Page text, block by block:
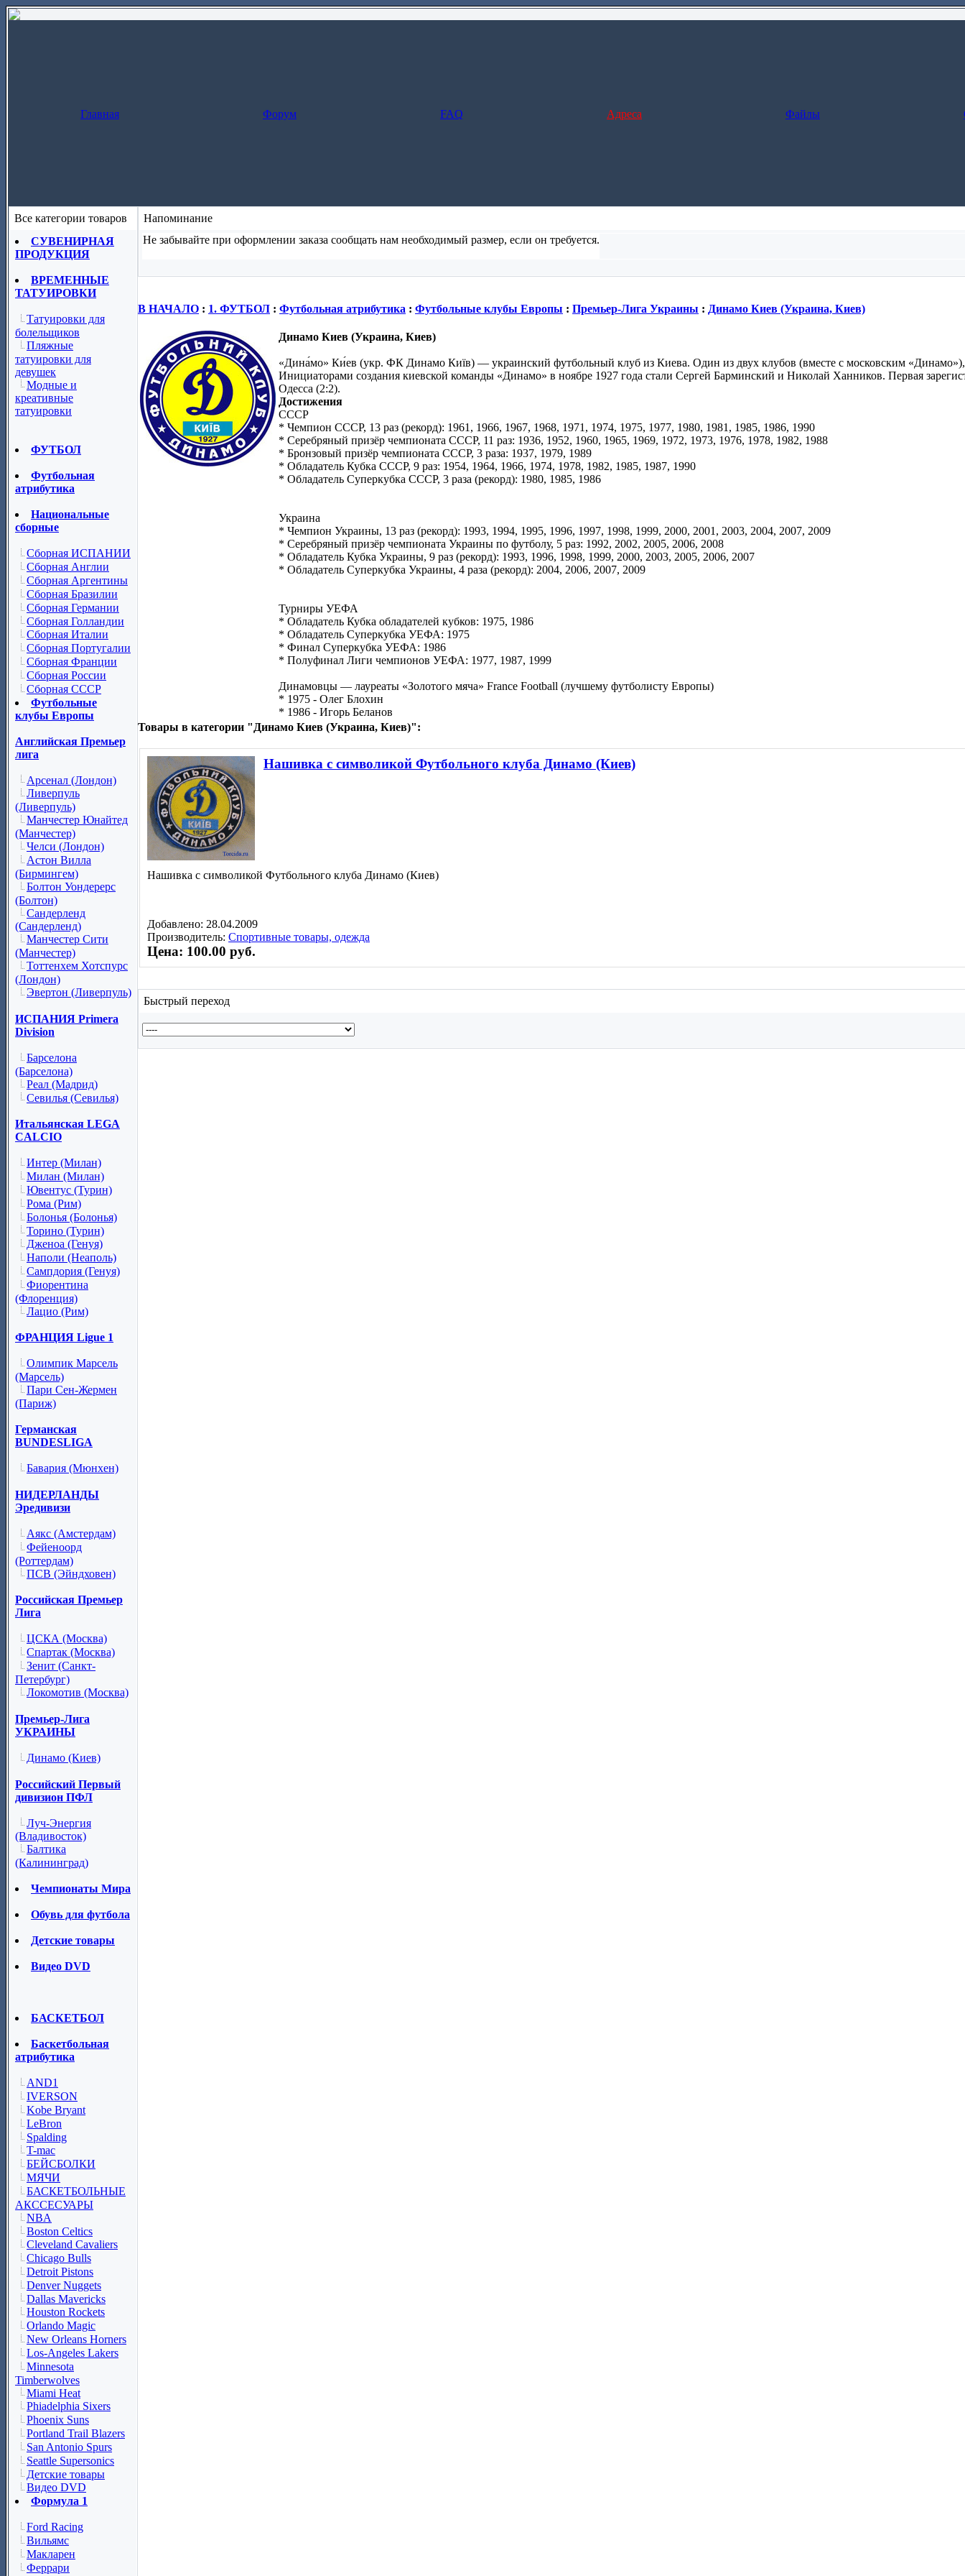
Главная Форум FAQ Адреса Файлы
Все категории товаров
СУВЕНИРНАЯ
ПРОДУКЦИЯ
ВРЕМЕННЫЕ
ТАТУИРОВКИ
Татуировки для
болельщиков
Пляжные
татуировки для
девушек
Модные и
креативные
татуировки
ФУТБОЛ
Футбольная
атрибутика
Национальные
сборные
Сборная ИСПАНИИ
Сборная Англии
Сборная Аргентины
Сборная Бразилии
Сборная Германии
Сборная Голландии
Сборная Италии
Сборная Португалии
Сборная Франции
Сборная России
Сборная СССР
Футбольные
клубы Европы
Английская Премьер
лига
Арсенал (Лондон)
Ливерпуль
(Ливерпуль)
Манчестер Юнайтед
(Манчестер)
Челси (Лондон)
Астон Вилла
(Бирмингем)
Болтон Уондерерс
(Болтон)
Сандерленд
(Сандерленд)
Манчестер Сити
(Манчестер)
Тоттенхем Хотспурс
(Лондон)
Эвертон (Ливерпуль)
ИСПАНИЯ Primera
Division
Барселона
(Барселона)
Реал (Мадрид)
Севилья (Севилья)
Итальянская LEGA
CALCIO
Интер (Милан)
Милан (Милан)
Ювентус (Турин)
Рома (Рим)
Болонья (Болонья)
Торино (Турин)
Дженоа (Генуя)
Наполи (Неаполь)
Сампдория (Генуя)
Фиорентина
(Флоренция)
Лацио (Рим)
ФРАНЦИЯ Ligue 1
Олимпик Марсель
(Марсель)
Пари Сен-Жермен
(Париж)
Германская
BUNDESLIGA
Бавария (Мюнхен)
НИДЕРЛАНДЫ
Эредивизи
Аякс (Амстердам)
Фейеноорд
(Роттердам)
ПСВ (Эйндховен)
Российская Премьер
Лига
ЦСКА (Москва)
Спартак (Москва)
Зенит (Санкт-
Петербург)
Локомотив (Москва)
Премьер-Лига
УКРАИНЫ
Динамо (Киев)
Российский Первый
дивизион ПФЛ
Луч-Энергия
(Владивосток)
Балтика
(Калининград)
Чемпионаты Мира
Обувь для футбола
Детские товары
Видео DVD
БАСКЕТБОЛ
Баскетбольная
атрибутика
AND1
IVERSON
Kobe Bryant
LeBron
Spalding
T-mac
БЕЙСБОЛКИ
МЯЧИ
БАСКЕТБОЛЬНЫЕ
АКССЕСУАРЫ
NBA
Boston Celtics
Cleveland Cavaliers
Chicago Bulls
Detroit Pistons
Denver Nuggets
Dallas Mavericks
Houston Rockets
Orlando Magic
New Orleans Horners
Los-Angeles Lakers
Minnesota
Timberwolves
Miami Heat
Phiadelphia Sixers
Phoenix Suns
Portland Trail Blazers
San Antonio Spurs
Seattle Supersonics
Детские товары
Видео DVD
Формула 1
Ford Racing
Вильямс
Макларен
Феррари
Напоминание
Не забывайте при оформлении заказа сообщать нам необходимый размер, если он требуется.
В НАЧАЛО : 1. ФУТБОЛ : Футбольная атрибутика : Футбольные клубы Европы : Премьер-Лига Украины : Динамо Киев (Украина, Киев)
Динамо Киев (Украина, Киев)
«Дина́мо» Ки́ев (укр. ФК Динамо Київ) — украинский футбольный клуб из Киева. Один из двух клубов (вместе с московским
Инициаторами создания киевской команды «Динамо» в ноябре 1927 года стали Сергей Барминский и Николай Ханников. Первая
Одесса (2:2).
Достижения
СССР
* Чемпион СССР, 13 раз (рекорд): 1961, 1966, 1967, 1968, 1971, 1974, 1975, 1977, 1980, 1981, 1985, 1986, 1990
* Серебряный призёр чемпионата СССР, 11 раз: 1936, 1952, 1960, 1965, 1969, 1972, 1973, 1976, 1978, 1982, 1988
* Бронзовый призёр чемпионата СССР, 3 раза: 1937, 1979, 1989
* Обладатель Кубка СССР, 9 раз: 1954, 1964, 1966, 1974, 1978, 1982, 1985, 1987, 1990
* Обладатель Суперкубка СССР, 3 раза (рекорд): 1980, 1985, 1986
Украина
* Чемпион Украины, 13 раз (рекорд): 1993, 1994, 1995, 1996, 1997, 1998, 1999, 2000, 2001, 2003, 2004, 2007, 2009
* Серебряный призёр чемпионата Украины по футболу, 5 раз: 1992, 2002, 2005, 2006, 2008
* Обладатель Кубка Украины, 9 раз (рекорд): 1993, 1996, 1998, 1999, 2000, 2003, 2005, 2006, 2007
* Обладатель Суперкубка Украины, 4 раза (рекорд): 2004, 2006, 2007, 2009
Турниры УЕФА
* Обладатель Кубка обладателей кубков: 1975, 1986
* Обладатель Суперкубка УЕФА: 1975
* Финал Суперкубка УЕФА: 1986
* Полуфинал Лиги чемпионов УЕФА: 1977, 1987, 1999
Динамовцы — лауреаты «Золотого мяча» France Football (лучшему футболисту Европы)
* 1975 - Олег Блохин
* 1986 - Игорь Беланов
Товары в категории "Динамо Киев (Украина, Киев)":
Нашивка с символикой Футбольного клуба Динамо (Киев)
Нашивка с символикой Футбольного клуба Динамо (Киев)
Добавлено: 28.04.2009
Производитель: Спортивные товары, одежда
Цена: 100.00 руб.
Быстрый переход